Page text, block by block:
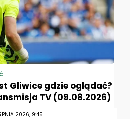
Gliwice gdzie oglądać?
TV (09.08.2026)
2026, 9:45